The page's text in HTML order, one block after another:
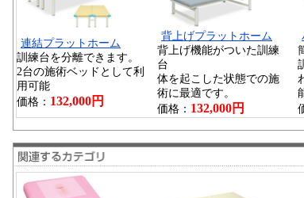
連結プラットホーム
訓練台を分離できます。
2台の施術ベッドとして利
用可能
価格： 132,000円
背上げプラットホーム
背上げ機能がついた訓練
台
体を起こした状態での施
術に最適です。
価格： 132,000円